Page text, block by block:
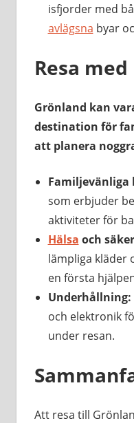
isfjorder med
avlägsna byar
Resa
Grönland kan
destination för
att planera
Familjevänliga
som erbjuder
aktiviteter för
Hälsa och
lämpliga kläder
en första
Underhållning:
och elektronik
under resan.
Att resa till